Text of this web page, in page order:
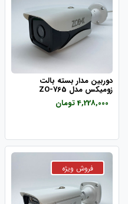
دوربین مدار بسته بالت
زومیکس مدل ZO-765
4,228,000 تومان